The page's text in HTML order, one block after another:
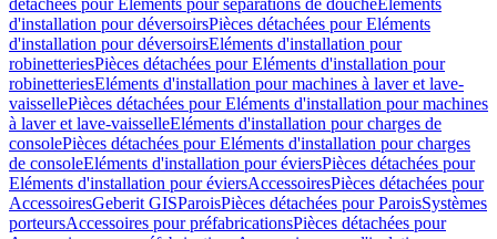
détachées pour Eléments pour séparations de doucheEléments
d'installation pour déversoirsPièces détachées pour Eléments
d'installation pour déversoirsEléments d'installation pour
robinetteriesPièces détachées pour Eléments d'installation pour
robinetteriesEléments d'installation pour machines à laver et lave-
vaissellePièces détachées pour Eléments d'installation pour machines
à laver et lave-vaisselleEléments d'installation pour charges de
consolePièces détachées pour Eléments d'installation pour charges
de consoleEléments d'installation pour éviersPièces détachées pour
Eléments d'installation pour éviersAccessoiresPièces détachées pour
AccessoiresGeberit GISParoisPièces détachées pour ParoisSystèmes
porteursAccessoires pour préfabricationsPièces détachées pour